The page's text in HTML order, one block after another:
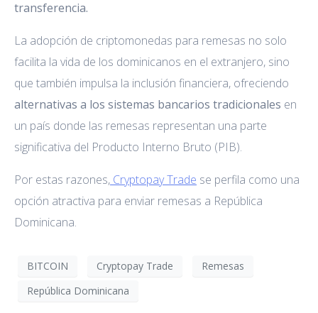
transferencia.
La adopción de criptomonedas para remesas no solo
facilita la vida de los dominicanos en el extranjero, sino
que también impulsa la inclusión financiera, ofreciendo
alternativas a los sistemas bancarios tradicionales en
un país donde las remesas representan una parte
significativa del Producto Interno Bruto (PIB).
Por estas razones, Cryptopay Trade se perfila como una
opción atractiva para enviar remesas a República
Dominicana.
BITCOIN Cryptopay Trade
Remesas
República Dominicana